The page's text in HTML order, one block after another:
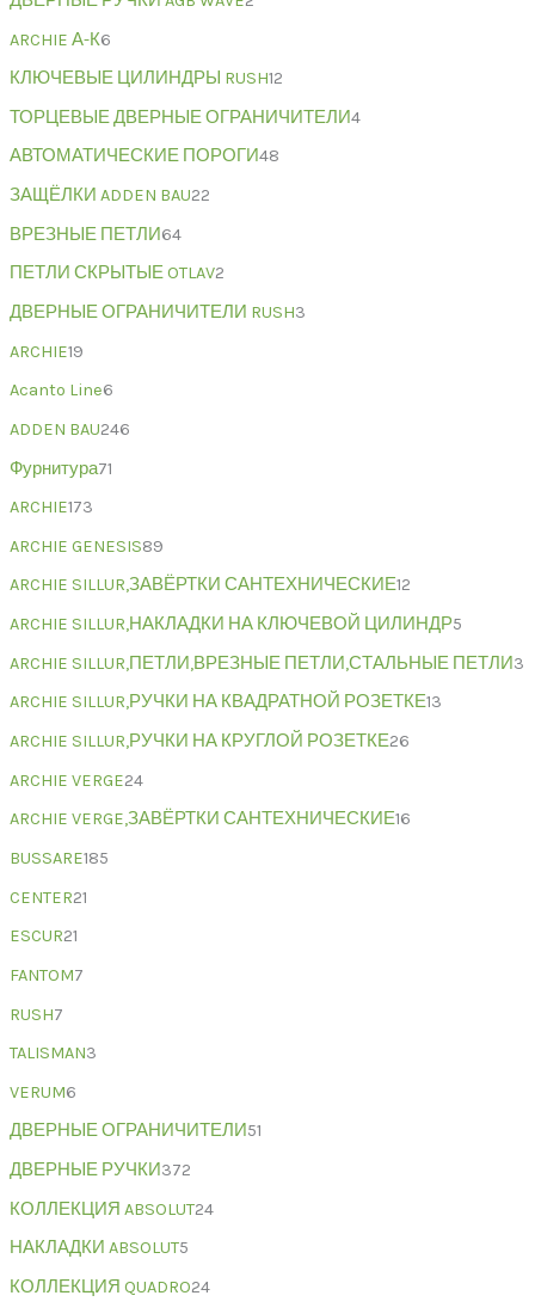
ARCHIE А-К6
КЛЮЧЕВЫЕ ЦИЛИНДРЫ RUSH12
ТОРЦЕВЫЕ ДВЕРНЫЕ ОГРАНИЧИТЕЛИ4
АВТОМАТИЧЕСКИЕ ПОРОГИ48
ЗАЩЁЛКИ ADDEN BAU22
ВРЕЗНЫЕ ПЕТЛИ64
ПЕТЛИ СКРЫТЫЕ OTLAV2
ДВЕРНЫЕ ОГРАНИЧИТЕЛИ RUSH3
ARCHIE19
Acanto Line6
ADDEN BAU246
Фурнитура71
ARCHIE173
ARCHIE GENESIS89
ARCHIE SILLUR,ЗАВЁРТКИ САНТЕХНИЧЕСКИЕ12
ARCHIE SILLUR,НАКЛАДКИ НА КЛЮЧЕВОЙ ЦИЛИНДР5
ARCHIE SILLUR,ПЕТЛИ,ВРЕЗНЫЕ ПЕТЛИ,СТАЛЬНЫЕ ПЕТЛИ3
ARCHIE SILLUR,РУЧКИ НА КВАДРАТНОЙ РОЗЕТКЕ13
ARCHIE SILLUR,РУЧКИ НА КРУГЛОЙ РОЗЕТКЕ26
ARCHIE VERGE24
ARCHIE VERGE,ЗАВЁРТКИ САНТЕХНИЧЕСКИЕ16
BUSSARE185
CENTER21
ESCUR21
FANTOM7
RUSH7
TALISMAN3
VERUM6
ДВЕРНЫЕ ОГРАНИЧИТЕЛИ51
ДВЕРНЫЕ РУЧКИ372
КОЛЛЕКЦИЯ ABSOLUT24
НАКЛАДКИ ABSOLUT5
КОЛЛЕКЦИЯ QUADRO24